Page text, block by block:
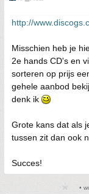
http://
Misschien heb je
2e hands CD's en
sorteren op prijs
gehele aanbod
denk ik
Grote kans dat als
tussen zit dan ook
Succes!
•